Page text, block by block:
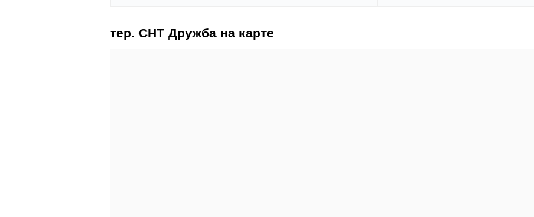
тер. СНТ Дружба на карте